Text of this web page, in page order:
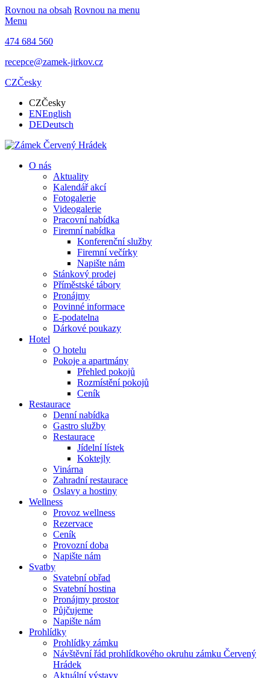
Rovnou na obsah Rovnou na menu
Menu
474 684 560
recepce@zamek-jirkov.cz
CZČesky
CZČesky
ENEnglish
DEDeutsch
O nás
Aktuality
Kalendář akcí
Fotogalerie
Videogalerie
Pracovní nabídka
Firemní nabídka
Konferenční služby
Firemní večírky
Napište nám
Stánkový prodej
Příměstské tábory
Pronájmy
Povinné informace
E-podatelna
Dárkové poukazy
Hotel
O hotelu
Pokoje a apartmány
Přehled pokojů
Rozmístění pokojů
Ceník
Restaurace
Denní nabídka
Gastro služby
Restaurace
Jídelní lístek
Koktejly
Vinárna
Zahradní restaurace
Oslavy a hostiny
Wellness
Provoz wellness
Rezervace
Ceník
Provozní doba
Napište nám
Svatby
Svatební obřad
Svatební hostina
Pronájmy prostor
Půjčujeme
Napište nám
Prohlídky
Prohlídky zámku
Návštěvní řád prohlídkového okruhu zámku Červený
Hrádek
Aktuální výstavy